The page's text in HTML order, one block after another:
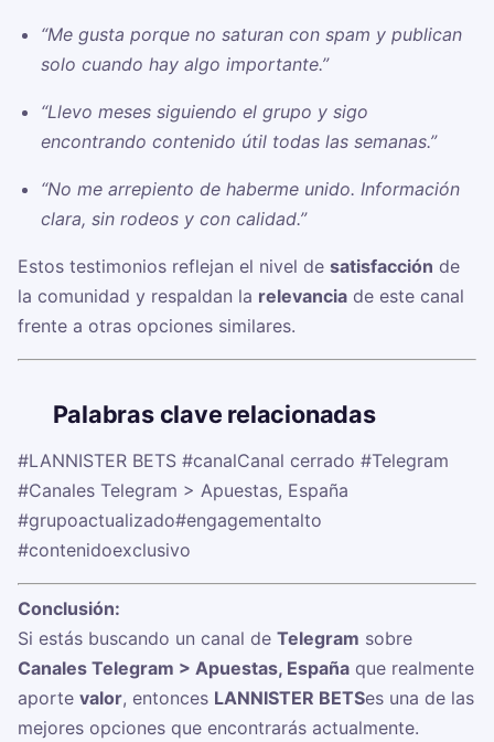
“Me gusta porque no saturan con spam y publican
solo cuando hay algo importante.”
“Llevo meses siguiendo el grupo y sigo
encontrando contenido útil todas las semanas.”
“No me arrepiento de haberme unido. Información
clara, sin rodeos y con calidad.”
Estos testimonios reflejan el nivel de satisfacción de
la comunidad y respaldan la relevancia de este canal
frente a otras opciones similares.
Palabras clave relacionadas
#LANNISTER BETS #canalCanal cerrado #Telegram
#Canales Telegram > Apuestas, España
#grupoactualizado#engagementalto
#contenidoexclusivo
Conclusión:
Si estás buscando un canal de Telegram sobre
Canales Telegram > Apuestas, España que realmente
aporte valor, entonces LANNISTER BETSes una de las
mejores opciones que encontrarás actualmente.